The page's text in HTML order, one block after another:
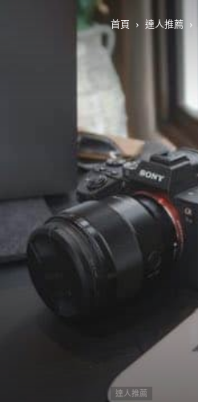
首頁 達人推薦
達人推薦